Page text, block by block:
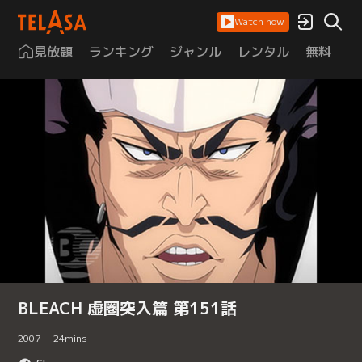
Watch now
見放題 ランキング ジャンル レンタル 無料
BLEACH 虚圏突入篇 第151話
2007 24mins